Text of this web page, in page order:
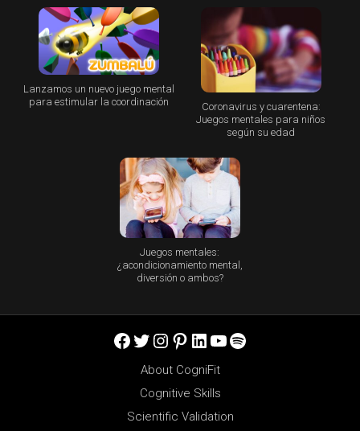
Lanzamos un nuevo juego mental
para estimular la coordinación
Coronavirus y cuarentena:
Juegos mentales para niños
según su edad
Juegos mentales:
¿acondicionamiento mental,
diversión o ambos?
Facebook
Twitter
Instagram
Pinterest
LinkedIn
YouTube
Spotify
About CogniFit
Cognitive Skills
Scientific Validation